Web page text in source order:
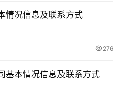
情况信息及联系方式
276
基本情况信息及联系方式